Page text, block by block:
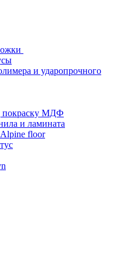
и ударопрочного
покраску МДФ
и ламината
floor